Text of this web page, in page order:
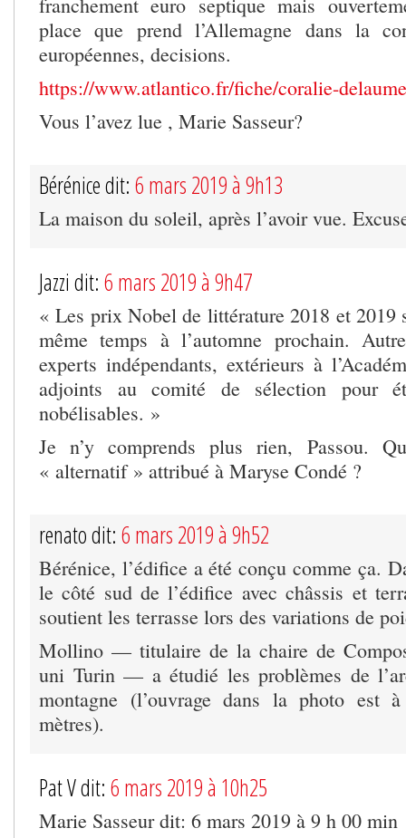
place que prend l’Allemagne dans la
européennes, decisions.
https://www.atlantico.fr/fiche/coralie-
Vous l’avez lue , Marie Sasseur?
Bérénice dit: 6 mars 2019 à 9h13
La maison du soleil, après l’avoir vue.
Jazzi dit: 6 mars 2019 à 9h47
« Les prix Nobel de littérature 2018 et 2019
même temps à l’automne prochain.
experts indépendants, extérieurs à
adjoints au comité de sélection pour
nobélisables. »
Je n’y comprends plus rien, Passou.
« alternatif » attribué à Maryse Condé ?
renato dit: 6 mars 2019 à 9h52
Bérénice, l’édifice a été conçu comme ça.
le côté sud de l’édifice avec châssis et
soutient les terrasse lors des variations de
Mollino — titulaire de la chaire de
uni Turin — a étudié les problèmes de
montagne (l’ouvrage dans la photo est
mètres).
Pat V dit: 6 mars 2019 à 10h25
Marie Sasseur dit: 6 mars 2019 à 9 h 00 min